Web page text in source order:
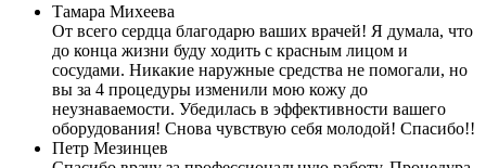
Тамара Михеева
От всего сердца благодарю ваших врачей! Я думала, что
до конца жизни буду ходить с красным лицом и
сосудами. Никакие наружные средства не помогали, но
вы за 4 процедуры изменили мою кожу до
неузнаваемости. Убедилась в эффективности вашего
оборудования! Снова чувствую себя молодой! Спасибо!!
Петр Мезинцев